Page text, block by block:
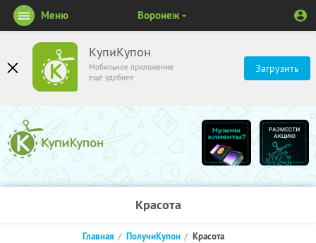
КупиКупон
Мобильное приложение
ещё удобнее
Загрузить
Меню Воронеж
Красота
Главная ПолучиКупон Красота